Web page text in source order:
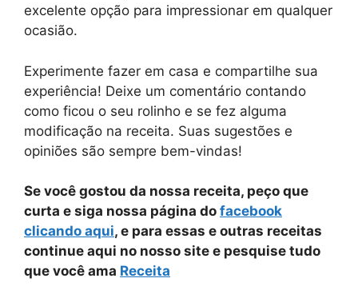
excelente opção para impressionar em qualquer
ocasião.
Experimente fazer em casa e compartilhe sua
experiência! Deixe um comentário contando
como ficou o seu rolinho e se fez alguma
modificação na receita. Suas sugestões e
opiniões são sempre bem-vindas!
Se você gostou da nossa receita, peço que
curta e siga nossa página do facebook
clicando aqui, e para essas e outras receitas
continue aqui no nosso site e pesquise tudo
que você ama Receita